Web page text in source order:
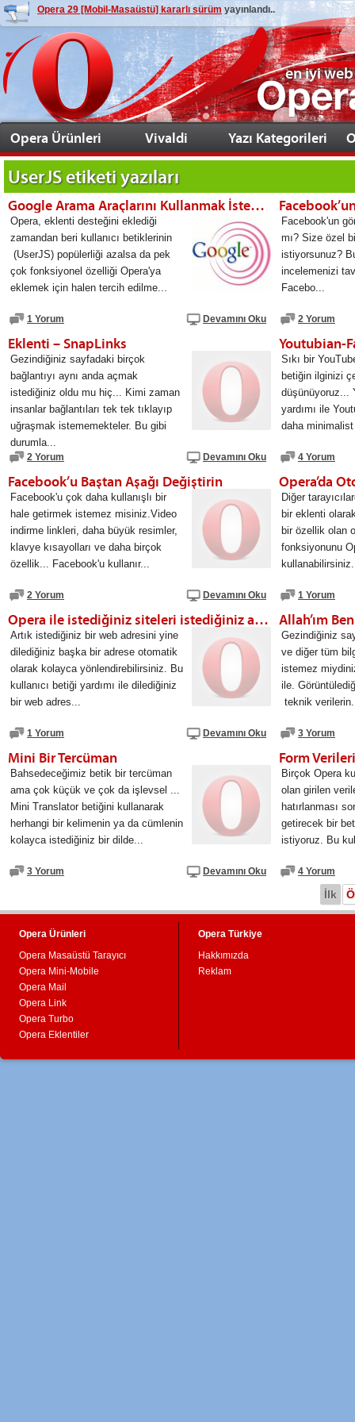
Opera 29 [Mobil-Masaüstü] kararlı sürümyayınlandı..
en iyi
Opera Ürünleri Vivaldi Yazı Kategorileri
UserJSetiketi yazıları
Google Arama Araçlarını Kullanmak İsteyenlere
Opera, eklenti desteğini eklediği
zamandan beri kullanıcı betiklerinin
(UserJS) popülerliği azalsa da pek
çok fonksiyonel özelliği Opera'ya
eklemek için halen tercih edilme...
1 Yorum Devamını Oku
Facebook'un
mı? Size özel
istiyorsunuz?
incelemenizi
Facebo...
2 Yorum
Eklenti – SnapLinks
Gezindiğiniz sayfadaki birçok
bağlantıyı aynı anda açmak
istediğiniz oldu mu hiç... Kimi zaman
insanlar bağlantıları tek tek tıklayıp
uğraşmak istememekteler. Bu gibi
durumla...
2 Yorum Devamını Oku
Youtubian-
Sıkı bir
betiğin ilginizi
düşünüyoruz...
yardımı ile
daha
4 Yorum
Facebook’u Baştan Aşağı Değiştirin
Facebook'u çok daha kullanışlı bir
hale getirmek istemez misiniz.Video
indirme linkleri, daha büyük resimler,
klavye kısayolları ve daha birçok
özellik... Facebook'u kullanır...
2 Yorum Devamını Oku
Diğer
bir eklenti
bir özellik olan
fonksiyonunu
1 Yorum
Opera ile istediğiniz siteleri istediğiniz adrese yönlendirin!
Artık istediğiniz bir web adresini yine
dilediğiniz başka bir adrese otomatik
olarak kolayca yönlendirebilirsiniz. Bu
kullanıcı betiği yardımı ile dilediğiniz
bir web adres...
1 Yorum Devamını Oku
Allah’ım
Gezindiğiniz
ve diğer tüm
istemez
ile.
teknik
3 Yorum
Mini Bir Tercüman
Bahsedeceğimiz betik bir tercüman
ama çok küçük ve çok da işlevsel ...
Mini Translator betiğini kullanarak
herhangi bir kelimenin ya da cümlenin
kolayca istediğiniz bir dilde...
3 Yorum Devamını Oku
Form
Birçok Opera
olan girilen
hatırlanması
getirecek bir
istiyoruz. Bu
4 Yorum
İlk
Opera Ürünleri
Opera Masaüstü Tarayıcı
Opera Mini-Mobile
Opera Mail
Opera Link
Opera Turbo
Opera Eklentiler
Opera Türkiye
Hakkımızda
Reklam